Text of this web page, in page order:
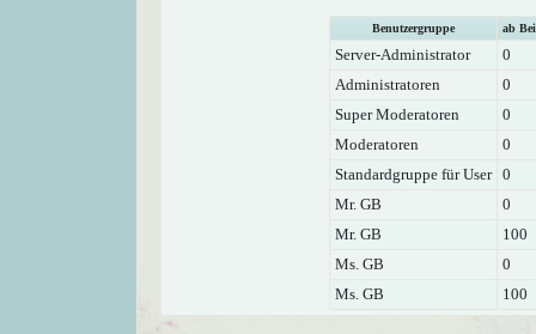
Benutzergruppe ab
Server-Administrator
0
Administratoren
0
Super Moderatoren
0
Moderatoren
0
Standardgruppe für User 0
Mr. GB
0
Mr. GB
100
Ms. GB
0
Ms. GB
100